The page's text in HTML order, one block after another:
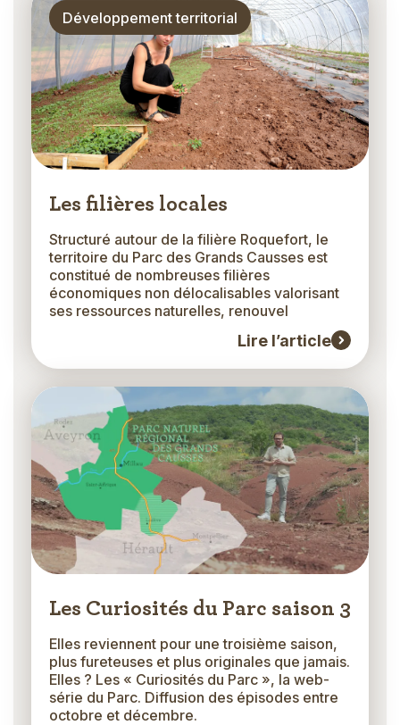
Les filières locales
Thématique
Développement territorial
Structuré autour de la filière Roquefort, le
territoire du Parc des Grands Causses est
constitué de nombreuses filières
économiques non délocalisables valorisant
ses ressources naturelles, renouvel
Lire l’article
Les Curiosités du Parc saison 3
Elles reviennent pour une troisième saison,
plus fureteuses et plus originales que jamais.
Elles ? Les « Curiosités du Parc », la web-
série du Parc. Diffusion des épisodes entre
octobre et décembre.